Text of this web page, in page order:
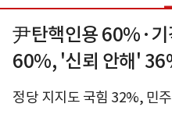
尹탄핵인용 60%·
60%, '신뢰 안해'
정당 지지도 국힘 32%, 민